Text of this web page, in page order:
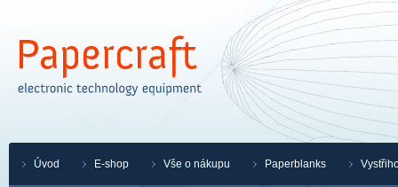
Úvod E-shop Vše o nákupu Paperblanks